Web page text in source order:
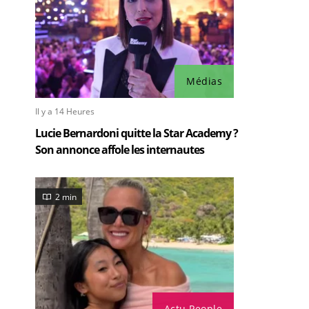
Médias
Il y a 14 Heures
Lucie Bernardoni quitte la Star Academy ?
Son annonce affole les internautes
2 min